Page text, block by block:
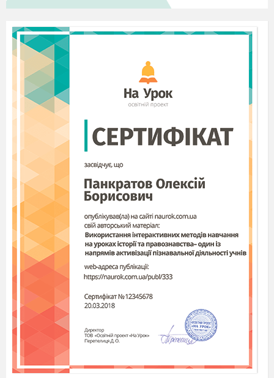
14.
Закріплення понять
півовалів, довгої пря­мої,
Розвиток зв’язного
мовлення. «Осінь золота,
осінь багата».
15.
Ознайомлення зі
словами, що є ознаками
предметів. Вправляння у
звуковому аналізі
Складання речень. Моє
дозвілля.
16.
Слова–назви ознак
предметів, які відпо­
відають на питання
(який?), (яка?), (яке?),
(які?)Письмо овалів,
прямої з нижньою
петлею.
ознайомлення з
реченням. Закрі­плення
слів-назв предметів,
ознак, дій. Моде­лювання
слів, речень.